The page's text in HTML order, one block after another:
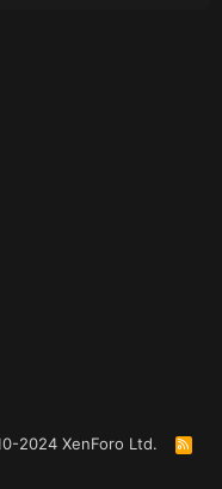
2024 XenForo Ltd.
R
S